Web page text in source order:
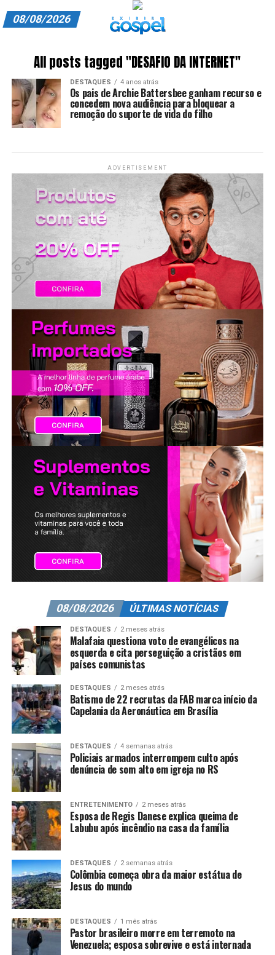
ASSINE
CARRINHO
EDITORIAL
EXPEDIENTE
FINALIZAR COMPRA
HOME
LANÇAMENTOS
08/08/2026
All posts tagged "DESAFIO DA INTERNET"
DESTAQUES 4 anos atrás
Os pais de Archie Battersbee ganham recurso e
concedem nova audiência para bloquear a
remoção do suporte de vida do filho
ADVERTISEMENT
08/08/2026 ÚLTIMAS NOTÍCIAS
DESTAQUES 2 meses atrás
Malafaia questiona voto de evangélicos na
esquerda e cita perseguição a cristãos em
países comunistas
DESTAQUES 2 meses atrás
Batismo de 22 recrutas da FAB marca início da
Capelania da Aeronáutica em Brasília
DESTAQUES 4 semanas atrás
Policiais armados interrompem culto após
denúncia de som alto em igreja no RS
ENTRETENIMENTO 2 meses atrás
Esposa de Regis Danese explica queima de
Labubu após incêndio na casa da família
DESTAQUES 2 semanas atrás
Colômbia começa obra da maior estátua de
Jesus do mundo
DESTAQUES 1 mês atrás
Pastor brasileiro morre em terremoto na
Venezuela; esposa sobrevive e está internada